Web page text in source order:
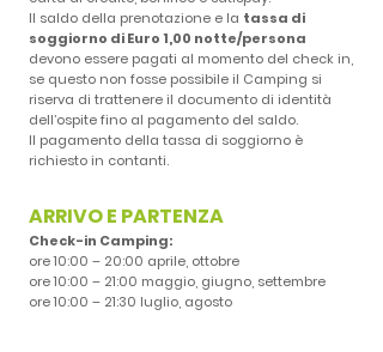
Il saldo della prenotazione e la tassa di
soggiorno di Euro 1,00 notte/persona
devono essere pagati al momento del check in,
se questo non fosse possibile il Camping si
riserva di trattenere il documento di identità
dell’ospite fino al pagamento del saldo.
Il pagamento della tassa di soggiorno è
richiesto in contanti.
ARRIVO E PARTENZA
Check-in Camping:
ore 10:00 – 20:00 aprile, ottobre
ore 10:00 – 21:00 maggio, giugno, settembre
ore 10:00 – 21:30 luglio, agosto